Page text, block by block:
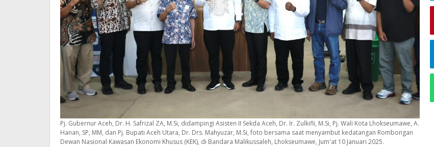
Pj. Gubernur Aceh, Dr. H. Safrizal ZA, M.Si, didampingi Asisten II Sekda Aceh, Dr. Ir. Zulkifli, M.Si, Pj. Wali Kota Lhokseumawe, A.
Hanan, SP, MM, dan Pj. Bupati Aceh Utara, Dr. Drs. Mahyuzar, M.Si, foto bersama saat menyambut kedatangan Rombongan
Dewan Nasional Kawasan Ekonomi Khusus (KEK), di Bandara Malikussaleh, Lhokseumawe, Jum'at 10 Januari 2025.